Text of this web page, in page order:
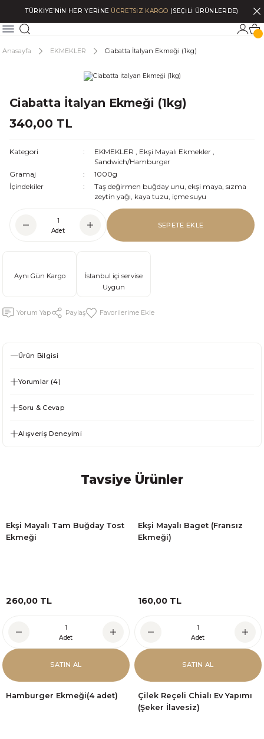
TÜRKİYE’NİN HER YERİNE ÜCRETSİZ KARGO (SEÇİLİ ÜRÜNLERDE)
Anasayfa EKMEKLER Ciabatta İtalyan Ekmeği (1kg)
Ciabatta İtalyan Ekmeği (1kg)
340,00 TL
Kategori EKMEKLER , Ekşi Mayalı Ekmekler ,
Sandwich/Hamburger
Gramaj
1000g
İçindekiler
Taş değirmen buğday unu, ekşi maya, sızma
zeytin yağı, kaya tuzu, içme suyu
Adet
SEPETE EKLE
Aynı Gün Kargo
İstanbul içi servise
Uygun
Yorum Yap Paylaş
Ürün Bilgisi
Yorumlar (4)
Soru & Cevap
Alışveriş Deneyimi
Tavsiye Ürünler
Ekşi Mayalı Tam Buğday Tost
Ekmeği
260,00 TL
Adet
SATIN AL
Ekşi Mayalı Baget (Fransız
Ekmeği)
160,00 TL
Adet
SATIN AL
Hamburger Ekmeği(4 adet)
Çilek Reçeli Chialı Ev Yapımı
(Şeker İlavesiz)